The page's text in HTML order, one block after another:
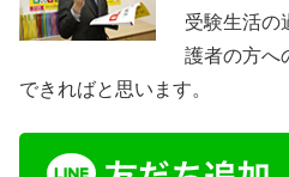
受験生活の
護者の方へ
できればと思います。